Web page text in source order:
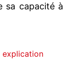
sa capacité à
explication